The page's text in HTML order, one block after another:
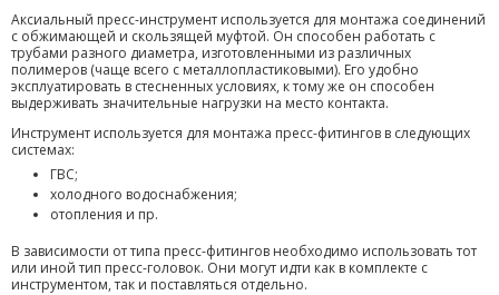
Аксиальный пресс-инструмент используется для монтажа соединений
с обжимающей и скользящей муфтой. Он способен работать с
трубами разного диаметра, изготовленными из различных
полимеров (чаще всего с металлопластиковыми). Его удобно
эксплуатировать в стесненных условиях, к тому же он способен
выдерживать значительные нагрузки на место контакта.
Инструмент используется для монтажа пресс-фитингов в следующих
системах:
ГВС;
холодного водоснабжения;
отопления и пр.
В зависимости от типа пресс-фитингов необходимо использовать тот
или иной тип пресс-головок. Они могут идти как в комплекте с
инструментом, так и поставляться отдельно.